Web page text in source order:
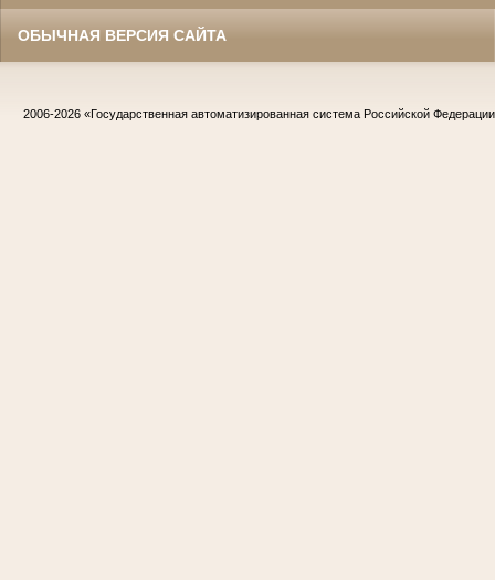
ОБЫЧНАЯ ВЕРСИЯ САЙТА
2006-2026 «Государственная автоматизированная система Российской